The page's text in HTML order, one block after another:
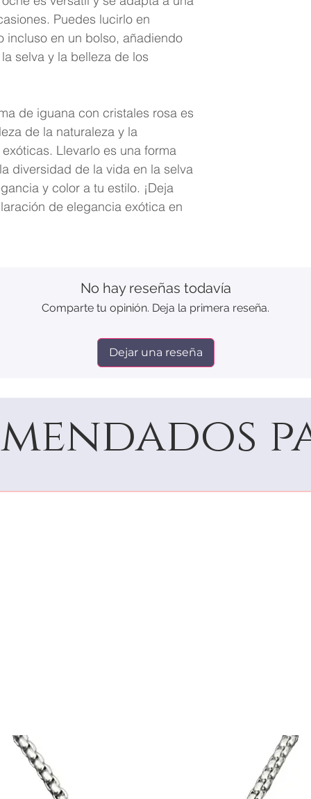
Puedes lucirlo en
incluso en un bolso, añadiendo
selva y la belleza de los
de iguana con cristales rosa es
de la naturaleza y la
Llevarlo es una forma
diversidad de la vida en la selva
y color a tu estilo. ¡Deja
de elegancia exótica en
No hay reseñas todavía
Comparte tu opinión. Deja la primera reseña.
Dejar una reseña